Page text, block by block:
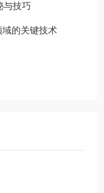
与技巧
域的关键技术